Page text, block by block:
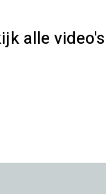
alle video's